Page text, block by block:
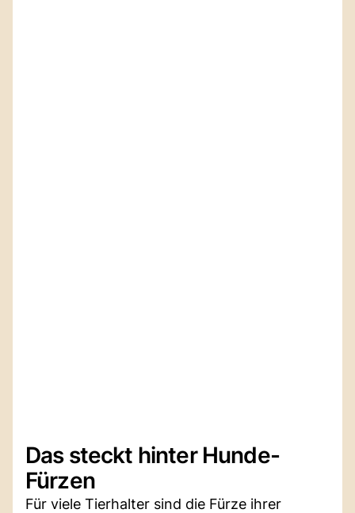
Das steckt hinter Hunde-
Fürzen
Für viele Tierhalter sind die Fürze ihrer